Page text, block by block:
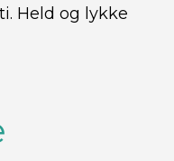
Held og lykke